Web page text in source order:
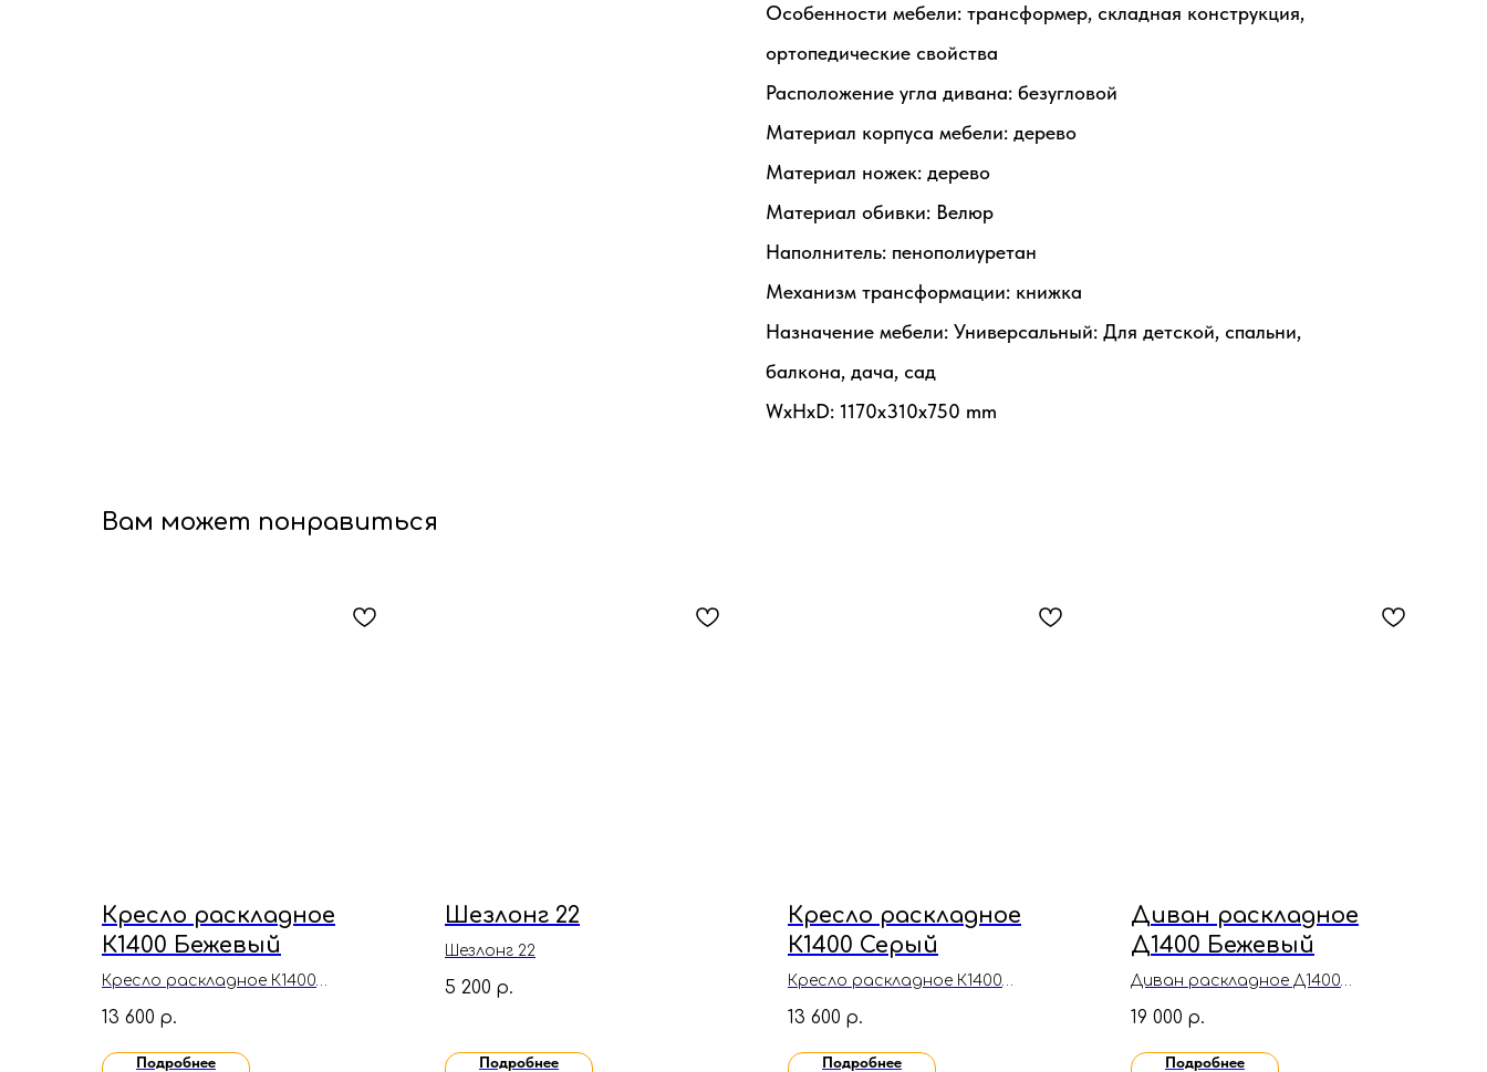
Особенности мебели: трансформер, складная конструкция,
ортопедические свойства
Расположение угла дивана: безугловой
Материал корпуса мебели: дерево
Материал ножек: дерево
Материал обивки: Велюр
Наполнитель: пенополиуретан
Механизм трансформации: книжка
Назначение мебели: Универсальный: Для детской, спальни,
балкона, дача, сад
WxHxD: 1170x310x750 mm
Вам может понравиться
Кресло раскладное
К1400 Бежевый
Кресло раскладное К1400
13 600 р.
Подробнее
Шезлонг 22
Шезлонг 22
5 200 р.
Подробнее
Кресло раскладное
К1400 Серый
Кресло раскладное К1400
13 600 р.
Подробнее
Диван раскладное
Д1400 Бежевый
Диван раскладное Д1400
19 000 р.
Подробнее